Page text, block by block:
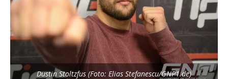
Dustin Stoltzfus (Foto: Elias Stefanescu/GNP1.de)